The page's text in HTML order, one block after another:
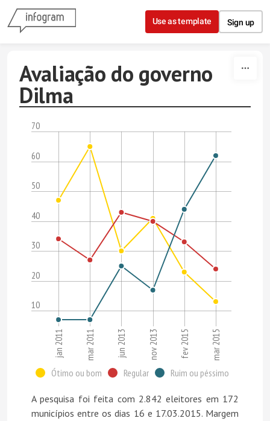
Skip to content
Use as template Sign up
Avaliação do governo
Dilma
10
20
30
40
50
60
70
jan 2011 mar 2011 jun 2013 nov 2013 fev 2015 mar 2015
Ótimo ou bom Regular Ruim ou péssimo
A pesquisa foi feita com 2.842 eleitores em 172
municípios entre os dias 16 e 17.03.2015. Margem